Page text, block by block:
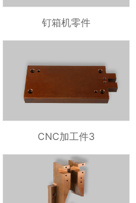
钉箱机零件
CNC加工件3